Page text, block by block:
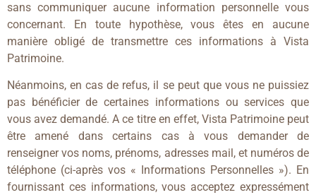
sans communiquer aucune information personnelle vous
concernant. En toute hypothèse, vous êtes en aucune
manière obligé de transmettre ces informations à Vista
Patrimoine.
Néanmoins, en cas de refus, il se peut que vous ne puissiez
pas bénéficier de certaines informations ou services que
vous avez demandé. A ce titre en effet, Vista Patrimoine peut
être amené dans certains cas à vous demander de
renseigner vos noms, prénoms, adresses mail, et numéros de
téléphone (ci-après vos « Informations Personnelles »). En
fournissant ces informations, vous acceptez expressément